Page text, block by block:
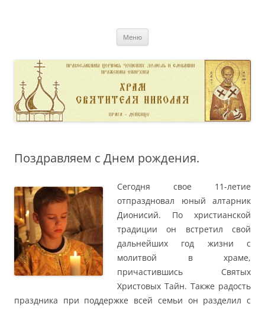
Меню
Поздравляем с Днем рождения.
Сегодня свое 11-летие
отпраздновал юный алтарник
Дионисий. По христианской
традиции он встретил свой
дальнейших год жизни с
молитвой в храме,
причастившись Святых
Христовых Тайн. Также радость
праздника при поддержке всей семьи он разделил с